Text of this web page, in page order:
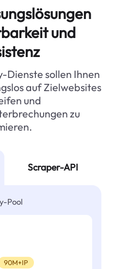
und
Dienste sollen Ihnen
auf Zielwebsites
und
zu
Scraper-API
Pool
90M+IP